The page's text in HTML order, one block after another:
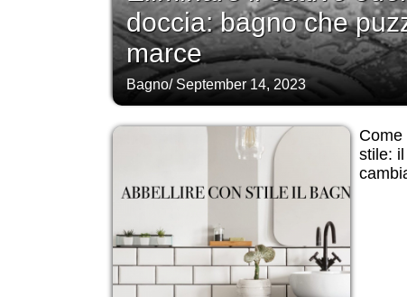
doccia: bagno che
marce
Bagno/September 14, 2023
Come
stile: